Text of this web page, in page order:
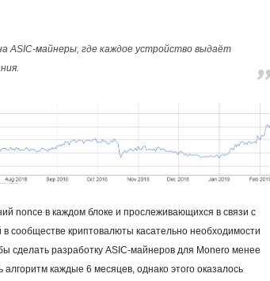
ASIC-майнеры, где каждое устройство выдаёт
nonce в каждом блоке и прослеживающихся в связи с
сообществе криптовалюты касательно необходимости
сделать разработку ASIC-майнеров для Monero менее
каждые 6 месяцев, однако этого оказалось